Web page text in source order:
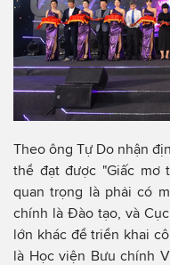
Theo ông Tự Do nhận
thể đạt được "Giấc mơ
quan trọng là phải có
chính là Đào tạo, và
lớn khác để triển khai
là Học viện Bưu chính